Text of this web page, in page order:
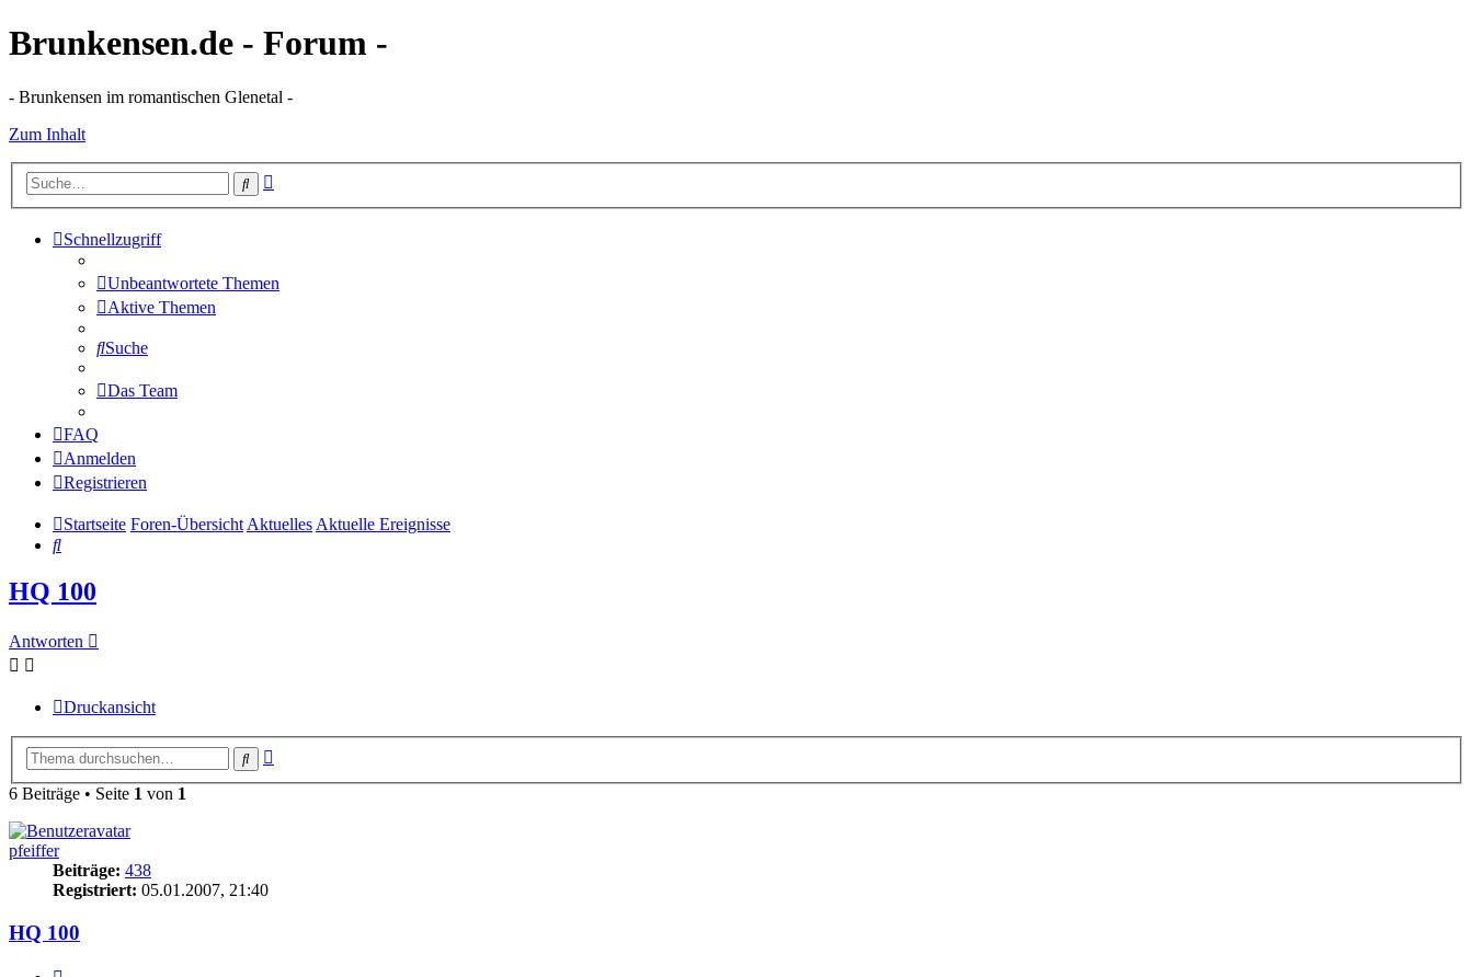
Brunkensen.de - Forum -
- Brunkensen im romantischen Glenetal -
Zum Inhalt
Suche
Schnellzugriff
Unbeantwortete Themen
Aktive Themen
Suche
Das Team
FAQ
Anmelden
Registrieren
Startseite Foren-ÜbersichtAktuellesAktuelle Ereignisse
Suche
HQ 100
Antworten
Druckansicht
Suche
6 Beiträge • Seite 1 von 1
pfeiffer
Beiträge: 438
Registriert: 05.01.2007, 21:40
HQ 100